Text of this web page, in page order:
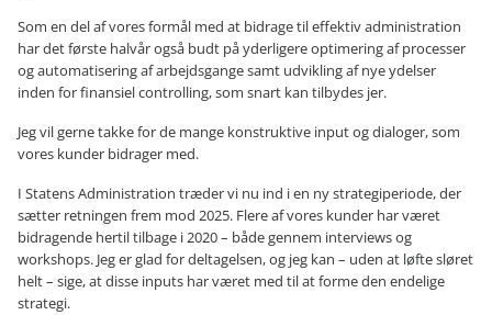
Som en del af vores formål med at bidrage til effektiv administration
har det første halvår også budt på yderligere optimering af processer
og automatisering af arbejdsgange samt udvikling af nye ydelser
inden for finansiel controlling, som snart kan tilbydes jer.
Jeg vil gerne takke for de mange konstruktive input og dialoger, som
vores kunder bidrager med.
I Statens Administration træder vi nu ind i en ny strategiperiode, der
sætter retningen frem mod 2025. Flere af vores kunder har været
bidragende hertil tilbage i 2020 – både gennem interviews og
workshops. Jeg er glad for deltagelsen, og jeg kan – uden at løfte sløret
helt – sige, at disse inputs har været med til at forme den endelige
strategi.